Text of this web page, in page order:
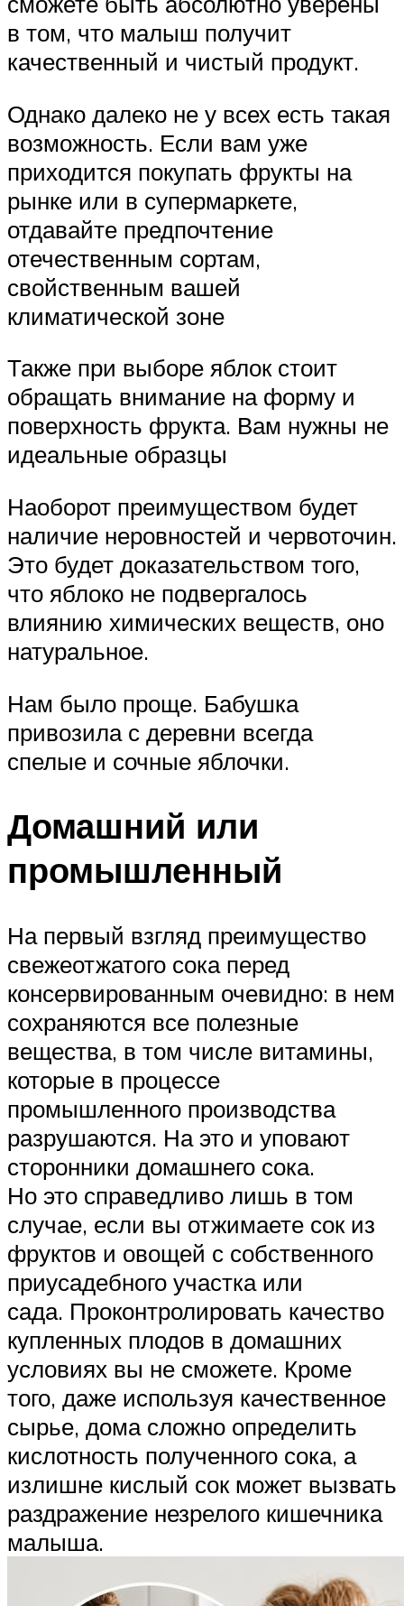
в том, что малыш получит
качественный и чистый продукт.
Однако далеко не у всех есть такая
возможность. Если вам уже
приходится покупать фрукты на
рынке или в супермаркете,
отдавайте предпочтение
отечественным сортам,
свойственным вашей
климатической зоне
Также при выборе яблок стоит
обращать внимание на форму и
поверхность фрукта. Вам нужны не
идеальные образцы
Наоборот преимуществом будет
наличие неровностей и червоточин.
Это будет доказательством того,
что яблоко не подвергалось
влиянию химических веществ, оно
натуральное.
Нам было проще. Бабушка
привозила с деревни всегда
спелые и сочные яблочки.
Домашний или
промышленный
На первый взгляд преимущество
свежеотжатого сока перед
консервированным очевидно: в нем
сохраняются все полезные
вещества, в том числе витамины,
которые в процессе
промышленного производства
разрушаются. На это и уповают
сторонники домашнего сока.
Но это справедливо лишь в том
случае, если вы отжимаете сок из
фруктов и овощей с собственного
приусадебного участка или
сада. Проконтролировать качество
купленных плодов в домашних
условиях вы не сможете. Кроме
того, даже используя качественное
сырье, дома сложно определить
кислотность полученного сока, а
излишне кислый сок может вызвать
раздражение незрелого кишечника
малыша.